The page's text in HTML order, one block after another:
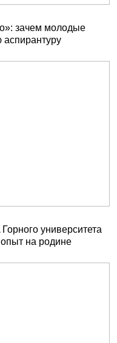
зачем молодые
университета
опыт на родине